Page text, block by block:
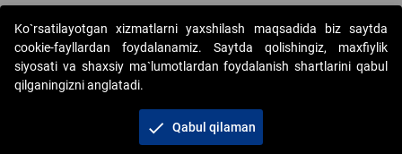
Copyright © 2017-2026. "Elektron onlayn-auksionlarni tashkil etish"
AJ. Barcha huquqlar himoyalangan
+998 71 202-21-11
Ko`rsatilayotgan xizmatlarni yaxshilash maqsadida biz saytda
cookie-fayllardan foydalanamiz. Saytda qolishingiz, maxfiylik
siyosati va shaxsiy ma`lumotlardan foydalanish shartlarini qabul
qilganingizni anglatadi.
check Qabul qilaman